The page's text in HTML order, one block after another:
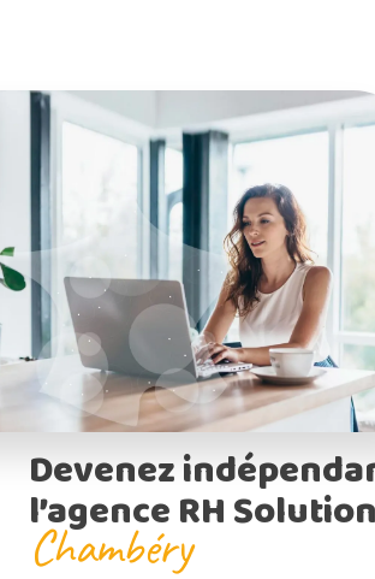
Devenez
l’agence RH
Chambéry